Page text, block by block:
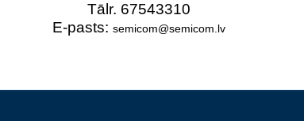
Tālr. 67543310
E-pasts: semicom@semicom.lv